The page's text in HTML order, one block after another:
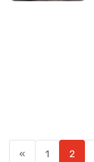
« 1 2